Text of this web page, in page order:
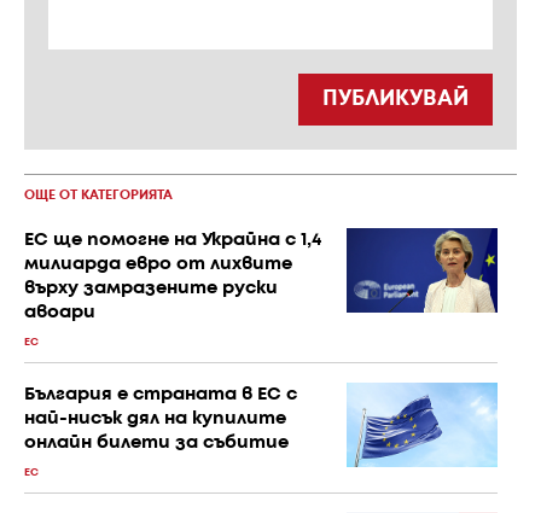
ПУБЛИКУВАЙ
ОЩЕ ОТ КАТЕГОРИЯТА
ЕС ще помогне на Украйна с 1,4
милиарда евро от лихвите
върху замразените руски
авоари
ЕС
България е страната в ЕС с
най-нисък дял на купилите
онлайн билети за събитие
ЕС